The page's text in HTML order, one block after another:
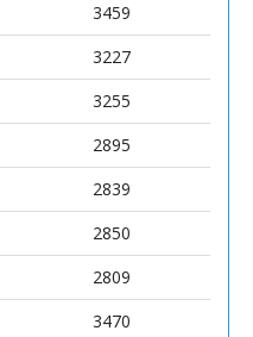
3459
3227
3255
2895
2839
2850
2809
3470